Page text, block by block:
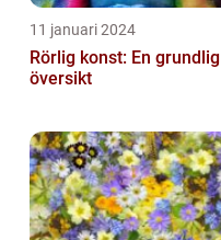
11 januari 2024
Rörlig konst: En grundlig
översikt